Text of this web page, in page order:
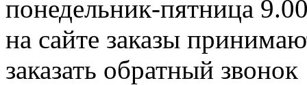
понедельник-пятница
на сайте заказы
заказать обратный звонок